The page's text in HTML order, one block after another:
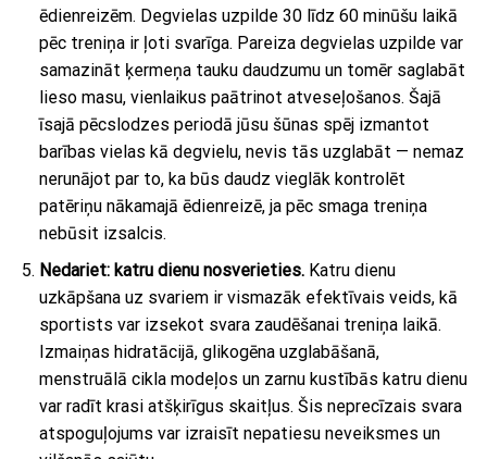
ēdienreizēm. Degvielas uzpilde 30 līdz 60 minūšu laikā
pēc treniņa ir ļoti svarīga. Pareiza degvielas uzpilde var
samazināt ķermeņa tauku daudzumu un tomēr saglabāt
lieso masu, vienlaikus paātrinot atveseļošanos. Šajā
īsajā pēcslodzes periodā jūsu šūnas spēj izmantot
barības vielas kā degvielu, nevis tās uzglabāt — nemaz
nerunājot par to, ka būs daudz vieglāk kontrolēt
patēriņu nākamajā ēdienreizē, ja pēc smaga treniņa
nebūsit izsalcis.
Nedariet: katru dienu nosverieties.Katru dienu
uzkāpšana uz svariem ir vismazāk efektīvais veids, kā
sportists var izsekot svara zaudēšanai treniņa laikā.
Izmaiņas hidratācijā, glikogēna uzglabāšanā,
menstruālā cikla modeļos un zarnu kustībās katru dienu
var radīt krasi atšķirīgus skaitļus. Šis neprecīzais svara
atspoguļojums var izraisīt nepatiesu neveiksmes un